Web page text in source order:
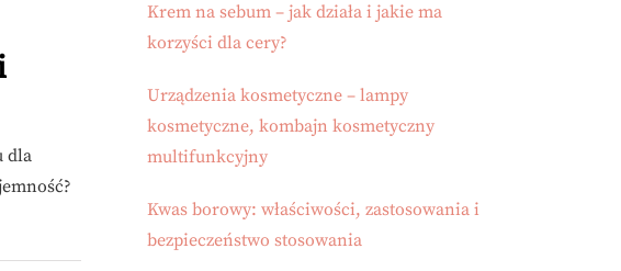
dla
Krem na sebum – jak działa i jakie ma
korzyści dla cery?
Urządzenia kosmetyczne – lampy
kosmetyczne, kombajn kosmetyczny
multifunkcyjny
Kwas borowy: właściwości, zastosowania i
bezpieczeństwo stosowania